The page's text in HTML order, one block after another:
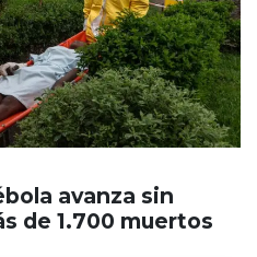
avanza sin
de 1.700 muertos